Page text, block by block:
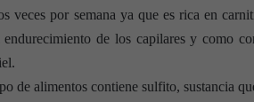
veces por semana ya que es rica en
de los capilares y como
de alimentos contiene sulfito, sustancia